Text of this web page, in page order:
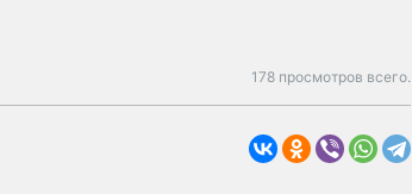
178 просмотров всего.